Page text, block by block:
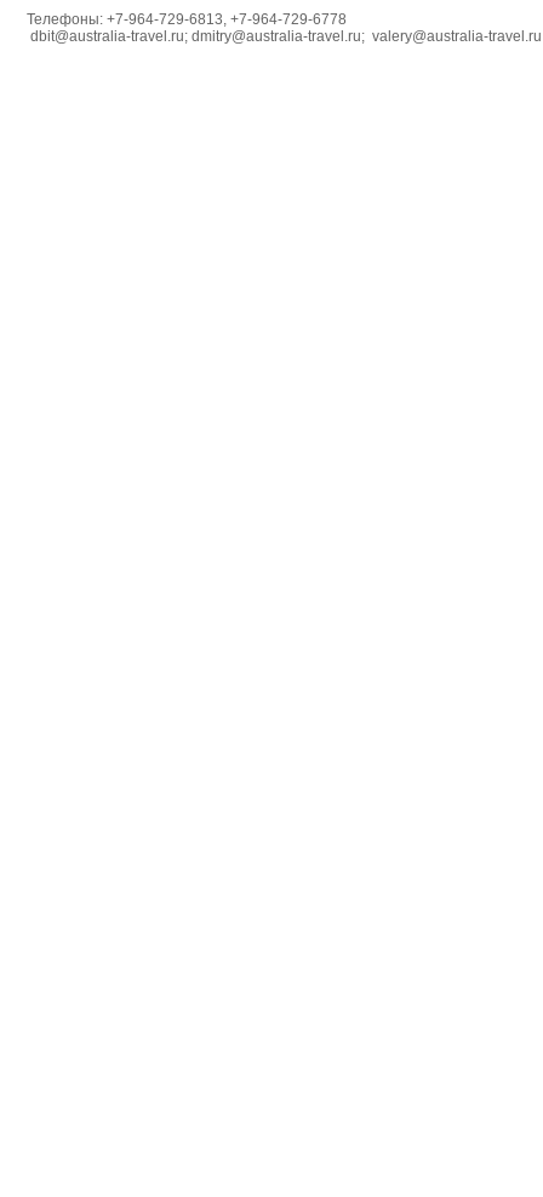
Телефоны: +7-964-729-6813, +7-964-729-6778
dbit@australia-travel.ru; dmitry@australia-travel.ru; valery@australia-travel.ru